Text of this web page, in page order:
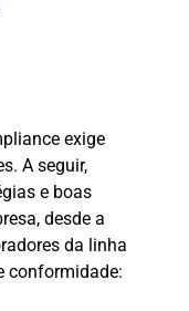
exige
A seguir,
e boas
desde a
da linha
conformidade: